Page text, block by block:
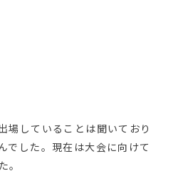
していることは聞いており
でした。現在は大会に向けて
。